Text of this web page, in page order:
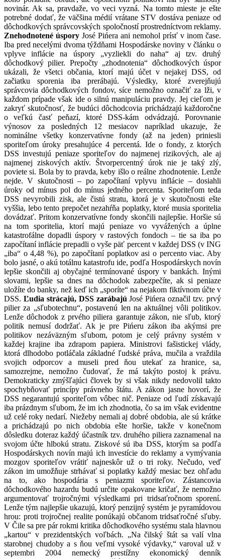
novinár. Ak sa, pravdaže, vo veci vyzná. Na tomto mieste je ešte
potrebné dodať, že väčšina médií vrátane STV dostáva peniaze od
dôchodkových správcovských spoločností prostredníctvom reklamy.
Znehodnotené úspory José Pińera ani nemohol prísť v inom čase.
Iba pred necelými dvoma týždňami Hospodárske noviny v článku o
vplyve inflácie na úspory „vyzliekli do naha“ aj tzv. druhý
dôchodkový pilier. Prepočty „zhodnotenia“ dôchodkových úspor
ukázali, že všetci občania, ktorí majú účet v nejakej DSS, od
začiatku sporenia iba prerábajú. Výsledky, ktoré zverejňujú
správcovia dôchodkových fondov, síce nemožno označiť za lži, v
každom prípade však ide o silnú manipuláciu pravdy. Jej cieľom je
zakryť skutočnosť, že budúci dôchodcovia prichádzajú každoročne
o veľkú časť peňazí, ktoré DSS-kám odvádzajú. Porovnanie
výnosov za posledných 12 mesiacov napríklad ukazuje, že
nominálne všetky konzervatívne fondy (až na jeden) priniesli
sporiteľom úroky presahujúce 4 percentá. Ide o fondy, z ktorých
DSS investujú peniaze sporiteľov do najmenej rizikových, ale aj
najmenej ziskových aktív. Štvorpercentný úrok nie je taký zlý,
poviete si. Bola by to pravda, keby išlo o reálne zhodnotenie. Lenže
nejde. V skutočnosti – po započítaní vplyvu inflácie – dosiahli
úroky od mínus pol do mínus jedného percenta. Sporiteľom teda
DSS nevyrobili zisk, ale čistú stratu, ktorá je v skutočnosti ešte
vyššia, lebo tento prepočet nezahŕňa poplatky, ktoré musia sporitelia
dovádzať. Pritom konzervatívne fondy skončili najlepšie. Horšie sú
na tom sporitelia, ktorí majú peniaze vo vyvážených a úplne
katastrofálne dopadli úspory v rastových fondoch – tie sa iba po
započítaní inflácie prepadli o vyše päť percent v každej DSS (v ING
„iba“ o 4,48 %), po započítaní poplatkov asi o percento viac. Aby
bolo jasné, o akú totálnu katastrofu ide, podľa Hospodárskych novín
lepšie skončili aj obyčajné termínované úspory v bankách. Inými
slovami, lepšie sa dnes na dôchodok zabezpečíte, ak si peniaze
uložíte do banky, než keď ich „sporíte“ na nejakom fiktívnom účte v
DSS. Ľudia strácajú, DSS zarábajú José Pińera označil tzv. prvý
pilier za „sľubotechnu“, postavenú len na aktuálnej vôli politikov.
Lenže dôchodok z prvého piliera garantuje zákon, nie sľub, ktorý
politik nemusí dodržať. Ak je pre Pińeru zákon iba akýmsi pre
politikov nezáväzným sľubom, potom je celý právny systém v
každej krajine iba zdrapom papiera. Ministrovi fašistickej vlády,
ktorá dlhodobo potláčala základné ľudské práva, mučila a vraždila
svojich odporcov a museli pred ňou utekať za hranice, sa,
samozrejme, nemožno čudovať, že má takýto postoj k právu.
Demokraticky zmýšľajúci človek by si však nikdy nedovolil takto
spochybňovať princípy právneho štátu. A zákon jasne hovorí, že
DSS negarantujú sporiteľom vôbec nič. Peniaze od ľudí získavajú
iba prázdnym sľubom, že im ich zhodnotia, čo sa im však evidentne
už celé roky nedarí. Niežeby nemali aj dobré obdobia, ale sú krátke
a prichádzajú po nich obdobia ešte horšie, takže v konečnom
dôsledku doteraz každý účastník tzv. druhého piliera zaznamenal na
svojom účte hlbokú stratu. Ziskové sú iba DSS, ktorým sa podľa
Hospodárskych novín majú ich investície do reklamy a vymývania
mozgov sporiteľov vrátiť najneskôr už o tri roky. Nečudo, veď
zákon im umožňuje strhávať si poplatky každý mesiac bez ohľadu
na to, ako hospodária s peniazmi sporiteľov. Zástancovia
dôchodkového hazardu budú určite opakovane kričať, že nemožno
argumentovať trojročnými výsledkami pri tridsaťročnom sporení.
Lenže tým najlepšie ukazujú, ktorý penzijný systém je pyramídovou
hrou: proti trojročnej realite ponúkajú občanom tridsaťročné sľuby.
V Čile sa pre pár rokmi kritika dôchodkového systému stala hlavnou
„kartou“ v prezidentských voľbách. „Na čilský štát sa valí vlna
starobnej chudoby a s ňou veľmi vysoké výdavky,“ varoval už v
septembri 2004 nemecký prestížny ekonomický denník